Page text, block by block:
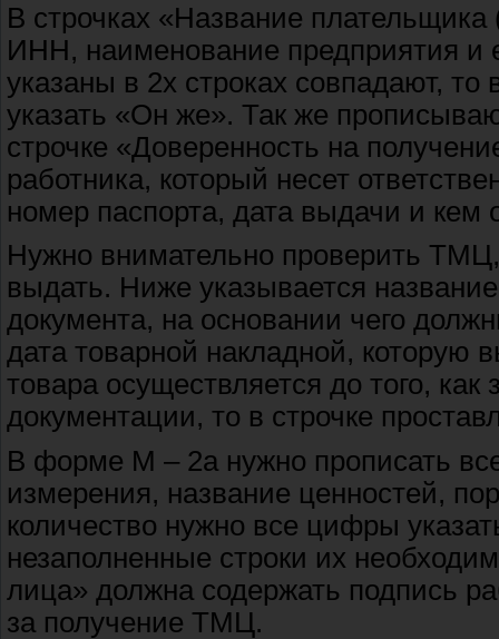
В строчках «Название
ИНН, наименование предприятия и
указаны в 2х строках совпадают,
указать «Он же». Так же
строчке «Доверенность на
работника, который несет
номер паспорта, дата выдачи и кем
Нужно внимательно проверить ТМЦ,
выдать. Ниже указывается
документа, на основании чего
дата товарной накладной,
товара осуществляется до того,
документации, то в строчке
В форме М – 2а нужно прописать
измерения, название ценностей,
количество нужно все цифры
незаполненные строки их
лица» должна содержать подпись
за получение ТМЦ.